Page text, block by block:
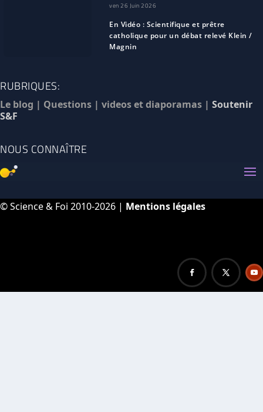
ven 26 Juin 2026
En Vidéo : Scientifique et prêtre
catholique pour un débat relevé Klein /
Magnin
RUBRIQUES:
Le blog | Questions | videos et diaporamas | Soutenir
S&F
NOUS CONNAÎTRE
© Science & Foi 2010-2026 | Mentions légales